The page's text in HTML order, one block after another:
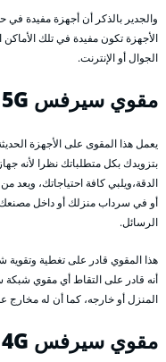
والجدير بالذكر أن أجهزة مفيدة
الأجهزة تكون مفيدة في تلك الأماكن
الجوال أو الإنترنت.
مقوي سيرفس 5G
بتزويدك بكل متطلباتك نظرا لأنه
الدقة،ويلبي كافة احتياجاتك،
أو في سرداب منزلك أو داخل
الرسائل.
هذا المقوي قادر على تغطية
أنه قادر على التقاط أي مقوي
المنزل أو خارجه، كما أن له
مقوي سيرفس 4G